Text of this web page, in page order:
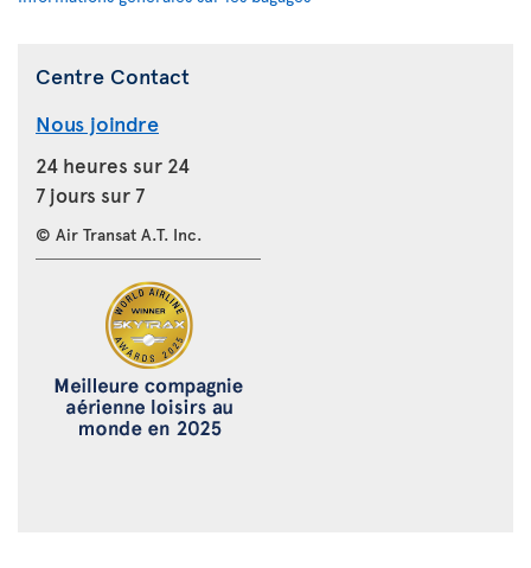
Centre Contact
Nous joindre
24 heures sur 24
7 jours sur 7
© Air Transat A.T. Inc.